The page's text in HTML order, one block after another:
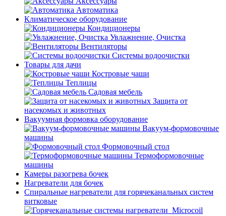
Автоматика
Климатическое оборудование
Кондиционеры
Увлажнение, Очистка
Вентиляторы
Системы водоочистки
Товары для дачи
Костровые чаши
Теплицы
Садовая мебель
Защита от
насекомых и животных
Вакуумная формовка оборудование
Вакуум-формовочные
машины
Формовочный стол
Термоформовочные
машины
Камеры разогрева бочек
Нагреватели для бочек
Спиральные нагреватели для горячеканальных систем
витковые